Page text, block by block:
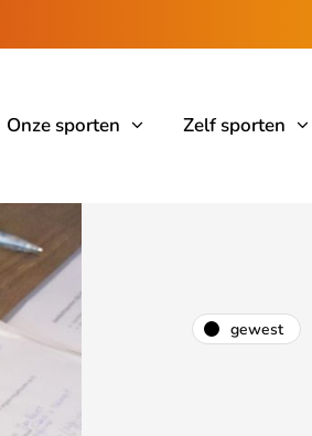
Onze sporten Zelf sporten
gewest